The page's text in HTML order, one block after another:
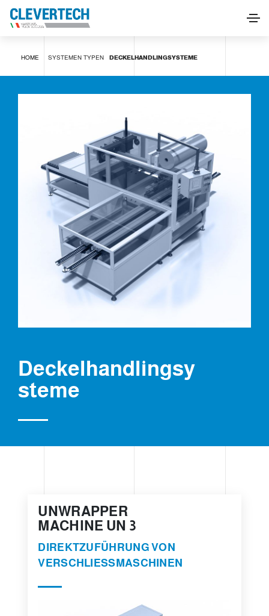
HOME SYSTEMEN TYPEN DECKELHANDLINGSYSTEME
Deckelhandlingsy
steme
UNWRAPPER
MACHINE UN 3
DIREKTZUFÜHRUNG VON
VERSCHLIESSMASCHINEN